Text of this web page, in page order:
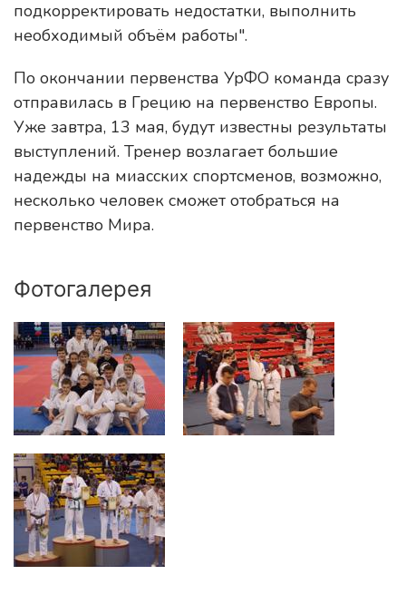
подкорректировать недостатки, выполнить
необходимый объём работы".
По окончании первенства УрФО команда сразу
отправилась в Грецию на первенство Европы.
Уже завтра, 13 мая, будут известны результаты
выступлений. Тренер возлагает большие
надежды на миасских спортсменов, возможно,
несколько человек сможет отобраться на
первенство Мира.
Фотогалерея